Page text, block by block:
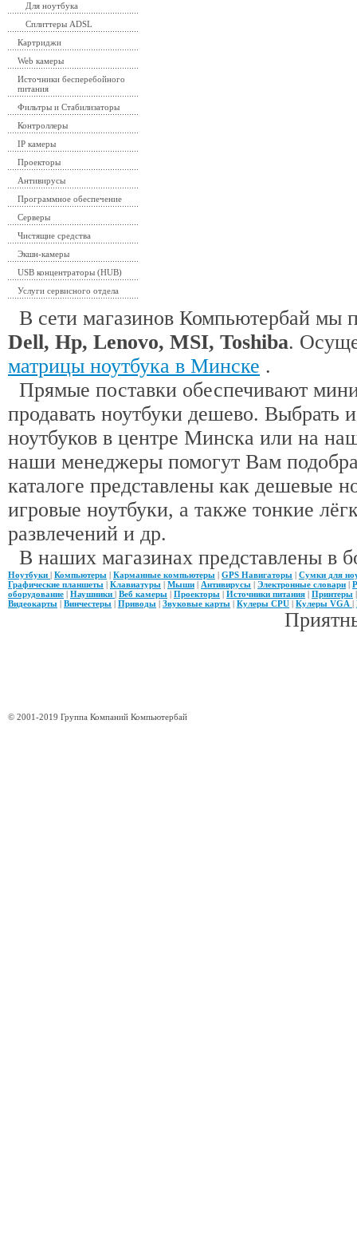
Для ноутбука
Сплиттеры ADSL
Картриджи
Web камеры
Источники бесперебойного
питания
Фильтры и Стабилизаторы
Контроллеры
IP камеры
Проекторы
Антивирусы
Программное обеспечение
Серверы
Чистящие средства
Экшн-камеры
USB концентраторы (HUB)
Услуги сервисного отдела
В сети магазинов Компьютербай мы
Dell, Hp, Lenovo, MSI, Toshiba.
матрицы ноутбука в Минске .
Прямые поставки обеспечивают
продавать ноутбуки дешево.
ноутбуков в центре Минска или на
наши менеджеры помогут Вам
каталоге представлены как дешевые
игровые ноутбуки, а также тонкие
развлечений и др.
В наших магазинах представлены в
Ноутбуки | Компьютеры | Карманные компьютеры | GPS Навигаторы | Сумки для
Графические планшеты | Клавиатуры | Мыши | Антивирусы | Электронные словари |
оборудование | Наушники | Веб камеры | Проекторы | Источники питания | Принтеры
Видеокарты | Винчестеры | Приводы | Звуковые карты | Кулеры CPU | Кулеры VGA |
© 2001-2019 Группа Компаний Компьютербай